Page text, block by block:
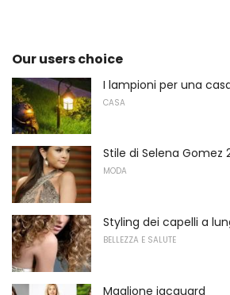
Our users choice
I lampioni per una
CASA
Stile di Selena Gomez
MODA
Styling dei capelli a
BELLEZZA E SALUTE
Maglione jacquard